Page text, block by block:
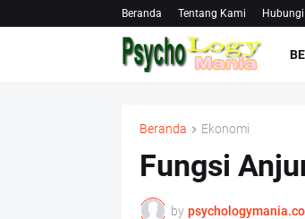
Beranda Tentang Kami
Beranda Ekonomi
Fungsi
by